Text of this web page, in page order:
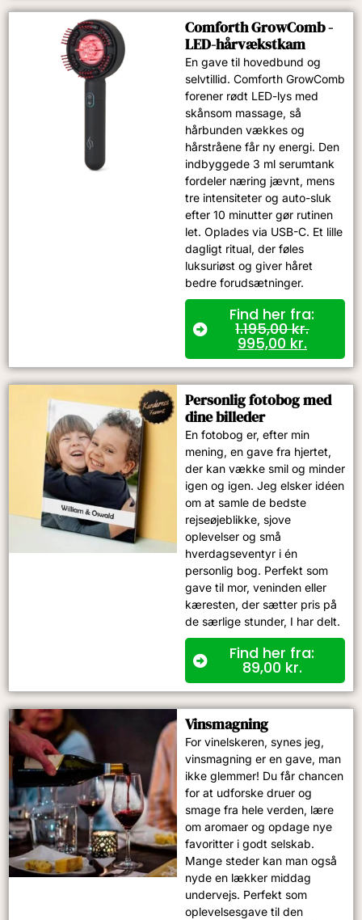
Comforth GrowComb -
LED-hårvækstkam
En gave til hovedbund og
selvtillid. Comforth GrowComb
forener rødt LED-lys med
skånsom massage, så
hårbunden vækkes og
hårstråene får ny energi. Den
indbyggede 3 ml serumtank
fordeler næring jævnt, mens
tre intensiteter og auto-sluk
efter 10 minutter gør rutinen
let. Oplades via USB-C. Et lille
dagligt ritual, der føles
luksuriøst og giver håret
bedre forudsætninger.
Find her fra:
1.195,00kr.
995,00 kr.
Personlig fotobog med
dine billeder
En fotobog er, efter min
mening, en gave fra hjertet,
der kan vække smil og minder
igen og igen. Jeg elsker idéen
om at samle de bedste
rejseøjeblikke, sjove
oplevelser og små
hverdagseventyr i én
personlig bog. Perfekt som
gave til mor, veninden eller
kæresten, der sætter pris på
de særlige stunder, I har delt.
Find her fra:
89,00 kr.
Vinsmagning​
For vinelskeren, synes jeg,
vinsmagning er en gave, man
ikke glemmer! Du får chancen
for at udforske druer og
smage fra hele verden, lære
om aromaer og opdage nye
favoritter i godt selskab.
Mange steder kan man også
nyde en lækker middag
undervejs. Perfekt som
oplevelsesgave til den